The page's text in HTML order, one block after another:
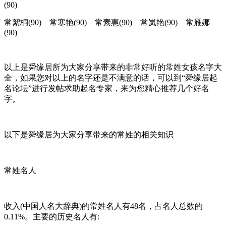
(90)
常絮桐(90) 常寒艳(90) 常素惠(90) 常岚艳(90) 常雁娜
(90)
以上是舜缘居所为大家分享带来的非常好听的常姓女孩名字大
全，如果您对以上的名字还是不满意的话，可以到“舜缘居起
名论坛”进行发帖求助起名专家，来为您精心推荐几个好名
字。
以下是舜缘居为大家分享带来的常姓的相关知识
常姓名人
收入(中国人名大辞典)的常姓名人有48名，占名人总数的
0.11%。主要的历史名人有: